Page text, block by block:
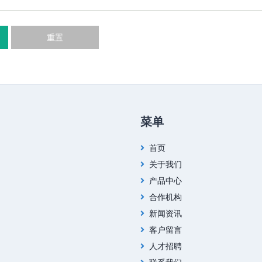
重置
菜单
首页
关于我们
产品中心
合作机构
新闻资讯
客户留言
人才招聘